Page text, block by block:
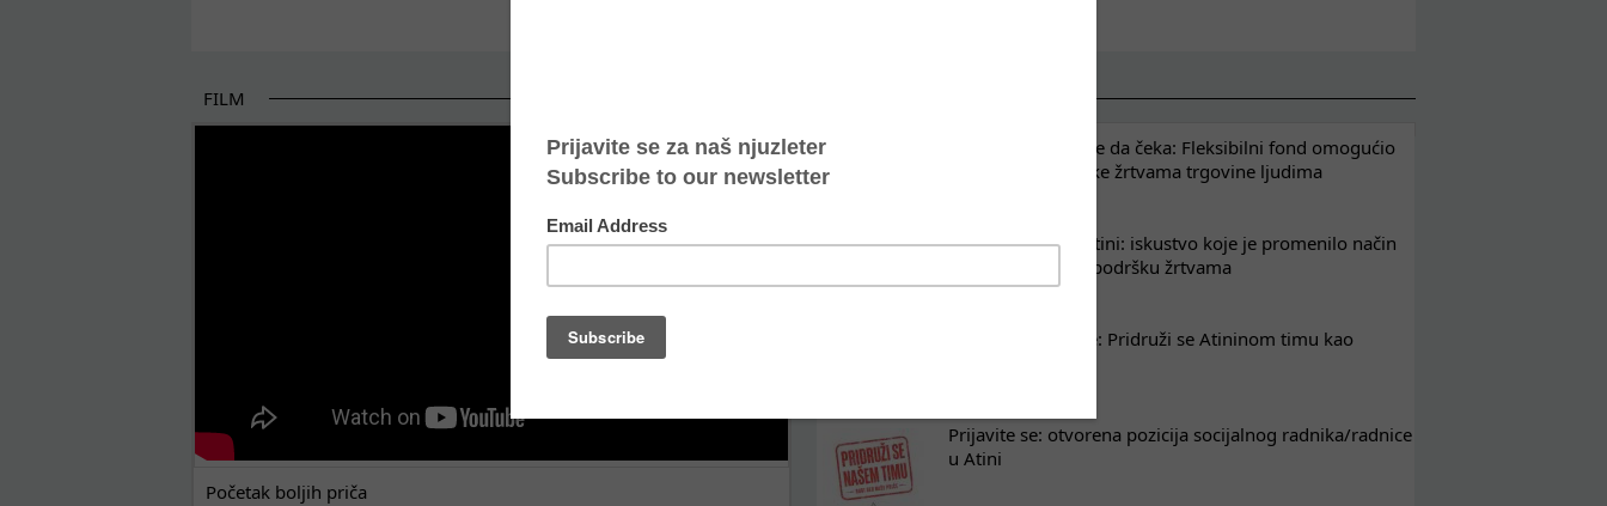
FILM
Početak boljih priča
Oporavak ne može da čeka: Fleksibilni fond omogućio
kontinuitet podrške žrtvama trgovine ljudima
Osam nedelja u Atini: iskustvo koje je promenilo način
na koji razumem podršku žrtvama
Tražimo pojačanje: Pridruži se Atininom timu kao
Prijavite se: otvorena pozicija socijalnog radnika/radnice
u Atini